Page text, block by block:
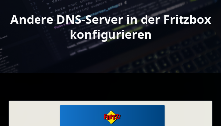
Andere DNS-Server in der Fritzbox
konfigurieren